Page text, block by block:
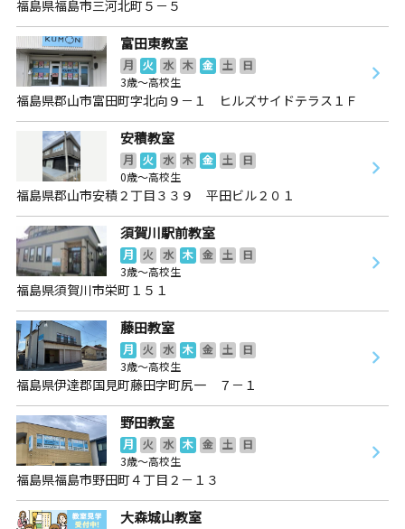
福島県福島市三河北町５－５
富田東教室
月 火 水 木 金 土
日
3歳～高校生
福島県郡山市富田町字北向９－１ ヒルズサイドテラス１Ｆ
安積教室
月 火 水 木 金 土
日
0歳～高校生
福島県郡山市安積２丁目３３９ 平田ビル２０１
須賀川駅前教室
月 火 水 木 金 土
日
3歳～高校生
福島県須賀川市栄町１５１
藤田教室
月 火 水 木 金 土
日
3歳～高校生
福島県伊達郡国見町藤田字町尻一 ７－１
野田教室
月 火 水 木 金 土
日
3歳～高校生
福島県福島市野田町４丁目２－１３
大森城山教室